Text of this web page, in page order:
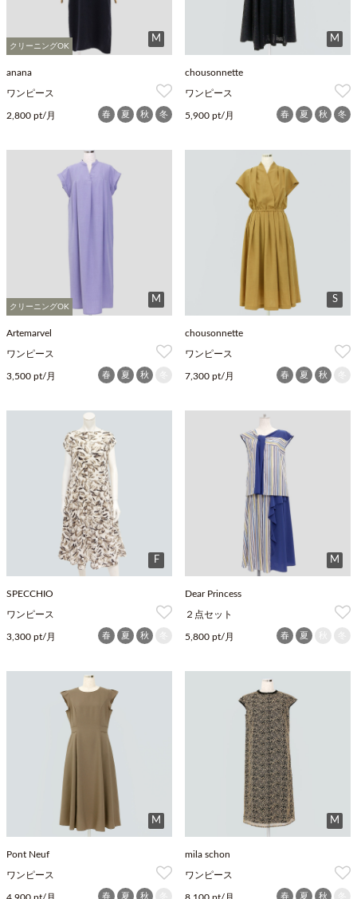
クリーニングOK
M
anana
ワンピース
2,800 pt/月 春 夏 秋 冬
M
chousonnette
ワンピース
5,900 pt/月 春 夏 秋 冬
クリーニングOK
M
Artemarvel
ワンピース
3,500 pt/月 春 夏 秋
S
chousonnette
ワンピース
7,300 pt/月 春 夏 秋
F
SPECCHIO
ワンピース
3,300 pt/月 春 夏 秋
M
Dear Princess
２点セット
5,800 pt/月 春 夏
M
Pont Neuf
ワンピース
春 夏 秋
M
mila schon
ワンピース
春 夏 秋